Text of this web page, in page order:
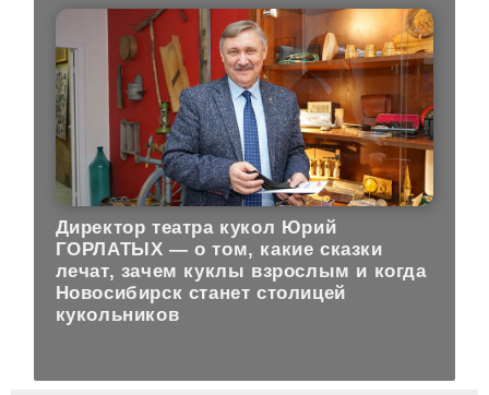
Директор театра кукол Юрий
ГОРЛАТЫХ — о том, какие сказки
лечат, зачем куклы взрослым и когда
Новосибирск станет столицей
кукольников